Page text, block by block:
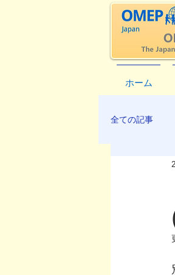
ホーム
全ての記事
EXCO-